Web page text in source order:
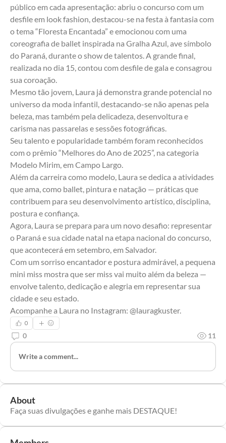
público em cada apresentação: abriu o concurso com um
desfile em look fashion, destacou-se na festa à fantasia com
o tema “Floresta Encantada” e emocionou com uma
coreografia de ballet inspirada na Gralha Azul, ave símbolo
do Paraná, durante o show de talentos. A grande final,
realizada no dia 15, contou com desfile de gala e consagrou
sua coroação.
Mesmo tão jovem, Laura já demonstra grande potencial no
universo da moda infantil, destacando-se não apenas pela
beleza, mas também pela delicadeza, desenvoltura e
carisma nas passarelas e sessões fotográficas.
Seu talento e popularidade também foram reconhecidos
com o prêmio “Melhores do Ano de 2025”, na categoria
Modelo Mirim, em Campo Largo.
Além da carreira como modelo, Laura se dedica a atividades
que ama, como ballet, pintura e natação — práticas que
contribuem para seu desenvolvimento artístico, disciplina,
postura e confiança.
Agora, Laura se prepara para um novo desafio: representar
o Paraná e sua cidade natal na etapa nacional do concurso,
que acontecerá em setembro, em Salvador.
Com um sorriso encantador e postura admirável, a pequena
mini miss mostra que ser miss vai muito além da beleza —
envolve talento, dedicação e alegria em representar sua
cidade e seu estado.
Acompanhe a Laura no Instagram: @lauragkuster.
0
0 11
Write a comment...
About
Faça suas divulgações e ganhe mais DESTAQUE!